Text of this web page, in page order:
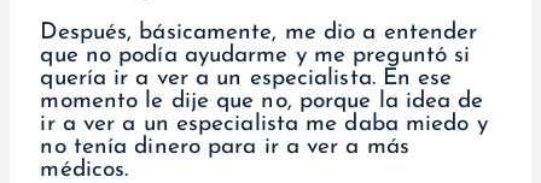
Después, básicamente, me dio a entender
que no podía ayudarme y me preguntó si
quería ir a ver a un especialista. En ese
momento le dije que no, porque la idea de
ir a ver a un especialista me daba miedo y
no tenía dinero para ir a ver a más
médicos.